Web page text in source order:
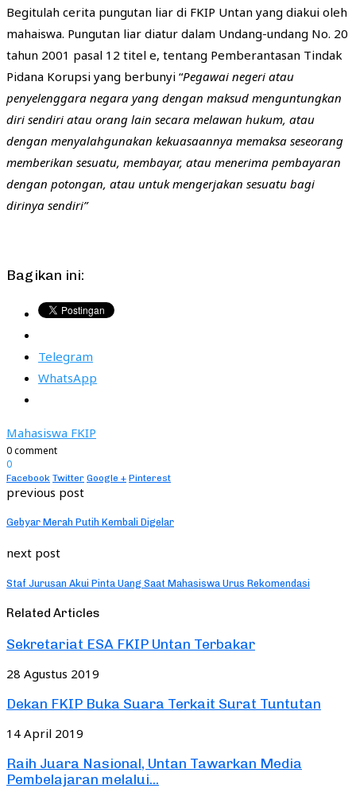
Begitulah cerita pungutan liar di FKIP Untan yang diakui oleh
mahaiswa. Pungutan liar diatur dalam Undang-undang No. 20
tahun 2001 pasal 12 titel e, tentang Pemberantasan Tindak
Pidana Korupsi yang berbunyi “Pegawai negeri atau
penyelenggara negara yang dengan maksud menguntungkan
diri sendiri atau orang lain secara melawan hukum, atau
dengan menyalahgunakan kekuasaannya memaksa seseorang
memberikan sesuatu, membayar, atau menerima pembayaran
dengan potongan, atau untuk mengerjakan sesuatu bagi
dirinya sendiri”
Bagikan ini:
Telegram
WhatsApp
Mahasiswa FKIP
0 comment
0
Facebook Twitter Google + Pinterest
previous post
Gebyar Merah Putih Kembali Digelar
next post
Staf Jurusan Akui Pinta Uang Saat Mahasiswa Urus Rekomendasi
Related Articles
Sekretariat ESA FKIP Untan Terbakar
28 Agustus 2019
Dekan FKIP Buka Suara Terkait Surat Tuntutan
14 April 2019
Raih Juara Nasional, Untan Tawarkan Media
Pembelajaran melalui...